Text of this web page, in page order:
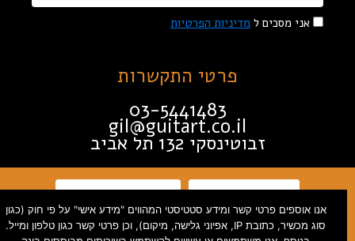
אני מסכים ל מדיניות הפרטיות
פרטי התקשרות
03-5441483
gil@guitart.co.il
זבוטינסקי 132 תל אביב
אנו אוספים פרטי קשר ומידע סטטיסטי המהווים "מידע אישי" על פי חוק (כגון
סוג מכשיר, כתובת IP, אפיוני גלישה, מיקום), וכן פרטי קשר כגון טלפון ומייל.